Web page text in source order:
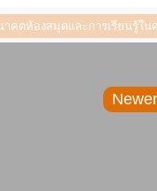
ตห้องสมุดและการเรียนรู้ใน